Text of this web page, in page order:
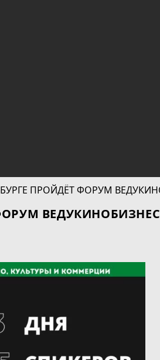
ВЕДУКИНОБИЗНЕС